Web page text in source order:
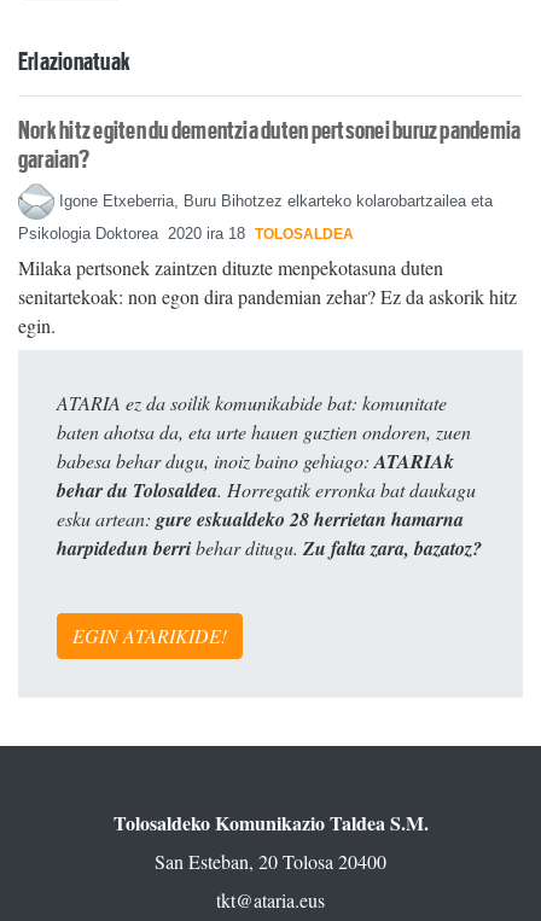
Erlazionatuak
Nork hitz egiten du dementzia duten pertsonei buruz pandemia
garaian?
Igone Etxeberria, Buru Bihotzez elkarteko kolarobartzailea eta
Psikologia Doktorea 2020 ira 18 TOLOSALDEA
Milaka pertsonek zaintzen dituzte menpekotasuna duten
senitartekoak: non egon dira pandemian zehar? Ez da askorik hitz
egin.
ATARIA ez da soilik komunikabide bat: komunitate
baten ahotsa da, eta urte hauen guztien ondoren, zuen
babesa behar dugu, inoiz baino gehiago:ATARIAk
behar du Tolosaldea. Horregatik erronka bat daukagu
esku artean: gure eskualdeko 28 herrietan hamarna
harpidedun berribehar ditugu. Zu falta zara, bazatoz?
EGIN ATARIKIDE!
Tolosaldeko Komunikazio Taldea S.M.
San Esteban, 20 Tolosa 20400
tkt@ataria.eus